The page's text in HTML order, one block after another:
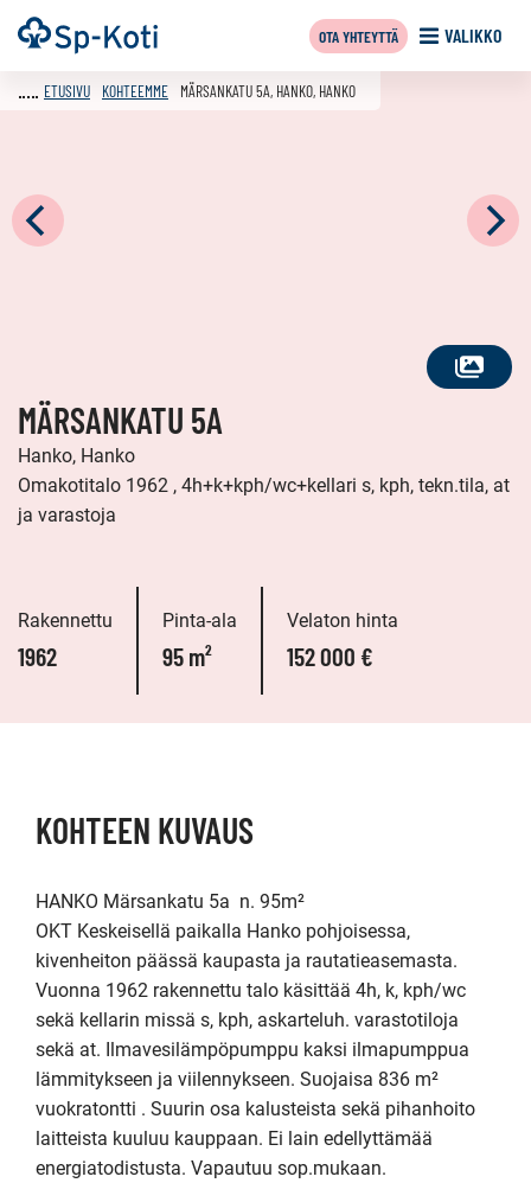
Siirry
sisältöön
Etusivu VALIKKO
OTA YHTEYTTÄ
KATSO
ETUSIVU KOHTEEMME MÄRSANKATU 5A, HANKO, HANKO
MÄRSANKATU 5A
Hanko, Hanko
Omakotitalo 1962 , 4h+k+kph/wc+kellari s, kph, tekn.tila, at
ja varastoja
Rakennettu
1962
Pinta-ala
95 m²
Velaton hinta
152 000 €
KOHTEEN KUVAUS
HANKO Märsankatu 5a  n. 95m²
OKT Keskeisellä paikalla Hanko pohjoisessa,
kivenheiton päässä kaupasta ja rautatieasemasta.
Vuonna 1962 rakennettu talo käsittää 4h, k, kph/wc
sekä kellarin missä s, kph, askarteluh. varastotiloja
sekä at. Ilmavesilämpöpumppu kaksi ilmapumppua
lämmitykseen ja viilennykseen. Suojaisa 836 m²
vuokratontti . Suurin osa kalusteista sekä pihanhoito
laitteista kuuluu kauppaan. Ei lain edellyttämää
energiatodistusta. Vapautuu sop.mukaan.